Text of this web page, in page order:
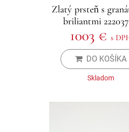
Zlatý prsteň s
briliantmi
1003 € s
DO KOŠÍKA
Skladom